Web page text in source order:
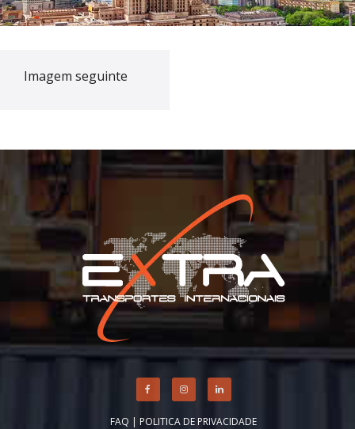
Imagem seguinte
FAQ | POLITICA DE PRIVACIDADE